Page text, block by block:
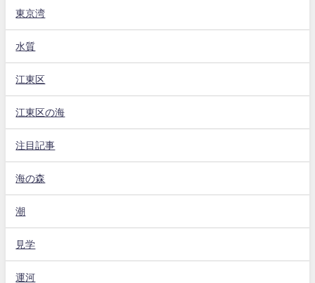
東京湾
水質
江東区
江東区の海
注目記事
海の森
潮
見学
運河